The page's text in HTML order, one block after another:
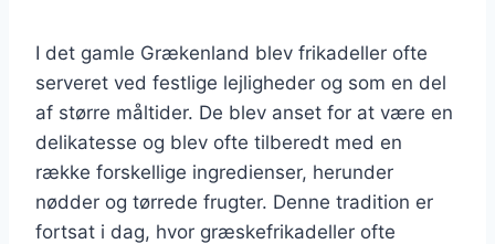
I det gamle Grækenland blev frikadeller ofte
serveret ved festlige lejligheder og som en del
af større måltider. De blev anset for at være en
delikatesse og blev ofte tilberedt med en
række forskellige ingredienser, herunder
nødder og tørrede frugter. Denne tradition er
fortsat i dag, hvor græskefrikadeller ofte